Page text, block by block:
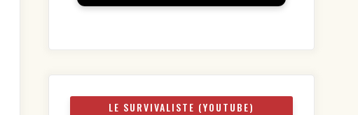
LE SURVIVALISTE (YOUTUBE)